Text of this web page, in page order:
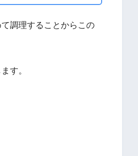
調理することからこの
す。